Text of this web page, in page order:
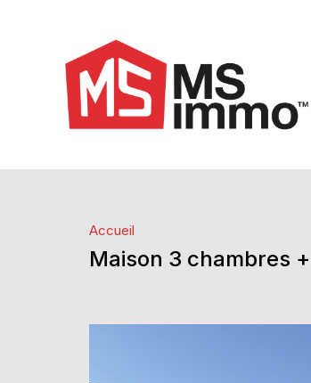
Accueil
Maison 3 chambres